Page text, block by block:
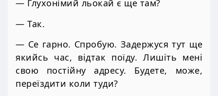
— Глухонімий льокай є ще там?
— Так.
— Се гарно. Спробую. Задержуся тут ще
якийсь час, відтак поїду. Лишіть мені
свою постійну адресу. Будете, може,
переїздити коли туди?